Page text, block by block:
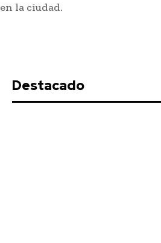
Actualidad
with our subscription deal!
en la ciudad.
Destacado